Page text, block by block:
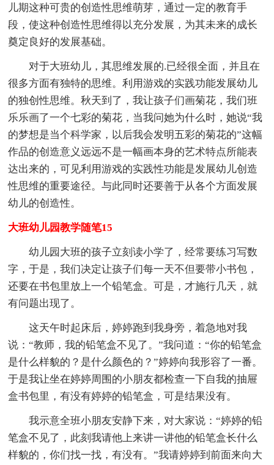
儿期这种可贵的创造性思维萌芽，通过一定的教育手
段，使这种创造性思维得以充分发展，为其未来的成长
奠定良好的发展基础。
对于大班幼儿，其思维发展的.已经很全面，并且在
很多方面有独特的思维。利用游戏的实践功能发展幼儿
的独创性思维。秋天到了，我让孩子们画菊花，我们班
乐乐画了一个七彩的菊花，当我问她为什么时，她说“我
的梦想是当个科学家，以后我会发明五彩的菊花的”这幅
作品的创造意义远远不是一幅画本身的艺术特点所能表
达出来的，可见利用游戏的实践性功能是发展幼儿创造
性思维的重要途径。与此同时还要善于从各个方面发展
幼儿的创造性。
大班幼儿园教学随笔15
幼儿园大班的孩子立刻读小学了，经常要练习写数
字，于是，我们决定让孩子们每一天不但要带小书包，
还要在书包里放上一个铅笔盒。可是，才施行几天，就
有问题出现了。
这天午时起床后，婷婷跑到我身旁，着急地对我
说：“教师，我的铅笔盒不见了。”我问道：“你的铅笔盒
是什么样貌的？是什么颜色的？”婷婷向我形容了一番。
于是我让坐在婷婷周围的小朋友都检查一下自我的抽屉
盒书包里，有没有婷婷的铅笔盒，可是结果没有。
我示意全班小朋友安静下来，对大家说：“婷婷的铅
笔盒不见了，此刻我请他上来讲一讲他的铅笔盒长什么
样貌的，你们找一找，有没有。”我请婷婷到前面来向大